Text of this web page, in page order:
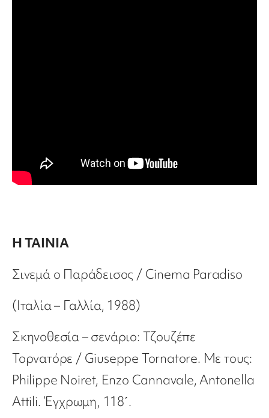
Η ΤΑΙΝΙΑ
Σινεμά ο Παράδεισος / Cinema Paradiso
(Ιταλία – Γαλλία, 1988)
Σκηνοθεσία – σενάριο: Τζουζέπε
Τορνατόρε / Giuseppe Tornatore. Με τους:
Philippe Noiret, Enzo Cannavale, Antonella
Attili. Έγχρωμη, 118΄.